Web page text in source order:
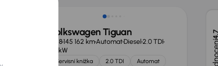
Volkswagen Tiguan
2018145 162 kmAutomatDiesel2.0 TDI
110 kW
Servisní knížka 2.0 TDI
Automat